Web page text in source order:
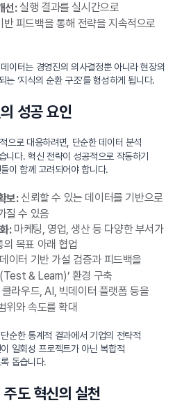
선:실행 결과를 실시간으로
피드백을 통해 전략을 지속적으로
이터는 경영진의 의사결정뿐 아니라 현장의
는 ‘지식의 순환 구조’를 형성하게 됩니다.
성공 요인
으로 대응하려면, 단순한 데이터 분석
니다. 혁신 전략이 성공적으로 작동하기
이 함께 고려되어야 합니다.
보:신뢰할 수 있는 데이터를 기반으로
질 수 있음
:마케팅, 영업, 생산 등 다양한 부서가
목표 아래 협업
이터 기반 가설 검증과 피드백을
& Learn)’ 환경 구축
클라우드, AI, 빅데이터 플랫폼 등을
위와 속도를 확대
순한 통계적 결과에서 기업의 전략적
일회성 프로젝트가 아닌 복합적
돕습니다.
도 혁신의 실천